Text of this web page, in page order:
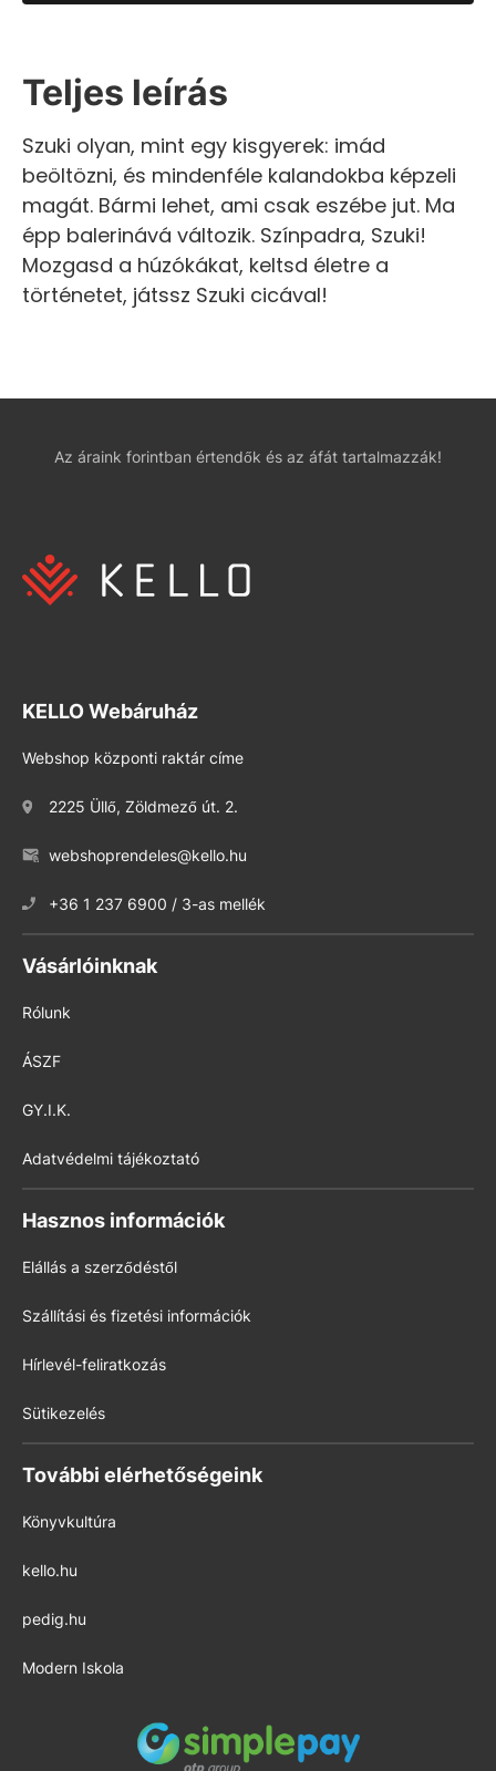
Teljes leírás
Szuki olyan, mint egy kisgyerek: imád
beöltözni, és mindenféle kalandokba képzeli
magát. Bármi lehet, ami csak eszébe jut. Ma
épp balerinává változik. Színpadra, Szuki!
Mozgasd a húzókákat, keltsd életre a
történetet, játssz Szuki cicával!
Az áraink forintban értendők és az áfát tartalmazzák!
KELLO Webáruház
Webshop központi raktár címe
2225 Üllő, Zöldmező út. 2.
webshoprendeles@kello.hu
+36 1 237 6900 / 3-as mellék
Vásárlóinknak
Rólunk
ÁSZF
GY.I.K.
Adatvédelmi tájékoztató
Hasznos információk
Elállás a szerződéstől
Szállítási és fizetési információk
Hírlevél-feliratkozás
Sütikezelés
További elérhetőségeink
Könyvkultúra
kello.hu
pedig.hu
Modern Iskola